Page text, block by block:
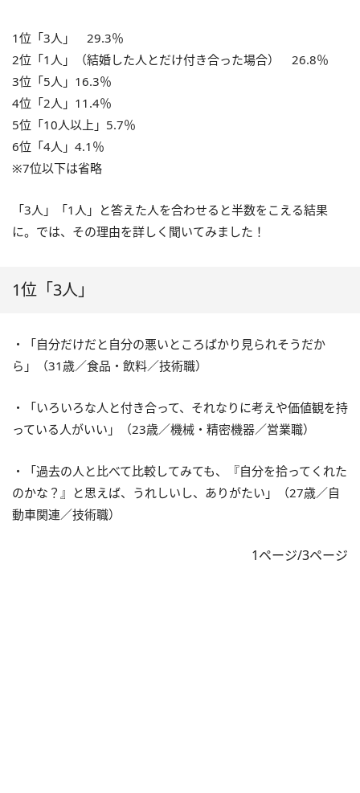
1位「3人」 29.3％
2位「1人」（結婚した人とだけ付き合った場合） 26.8％
3位「5人」16.3％
4位「2人」11.4％
5位「10人以上」5.7％
6位「4人」4.1％
※7位以下は省略
「3人」「1人」と答えた人を合わせると半数をこえる結果
に。では、その理由を詳しく聞いてみました！
1位「3人」
・「自分だけだと自分の悪いところばかり見られそうだか
ら」（31歳／食品・飲料／技術職）
・「いろいろな人と付き合って、それなりに考えや価値観を持
っている人がいい」（23歳／機械・精密機器／営業職）
・「過去の人と比べて比較してみても、『自分を拾ってくれた
のかな？』と思えば、うれしいし、ありがたい」（27歳／自
動車関連／技術職）
1ページ/3ページ